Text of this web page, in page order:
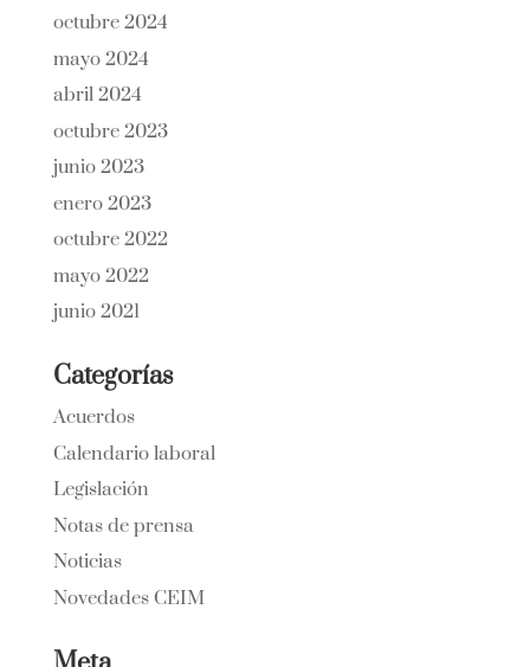
octubre 2024
mayo 2024
abril 2024
octubre 2023
junio 2023
enero 2023
octubre 2022
mayo 2022
junio 2021
Categorías
Acuerdos
Calendario laboral
Legislación
Notas de prensa
Noticias
Novedades CEIM